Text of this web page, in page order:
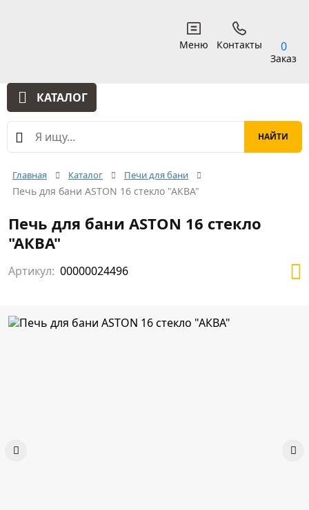
КАТАЛОГ
Меню Контакты 0
Заказ
Главная Каталог Печи для бани
Печь для бани ASTON 16 стекло "АКВА"
Печь для бани ASTON 16 стекло
"АКВА"
Артикул: 00000024496